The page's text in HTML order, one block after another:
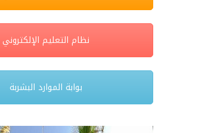
نظام التعليم الإلكتروني
بوابة الموارد البشربة